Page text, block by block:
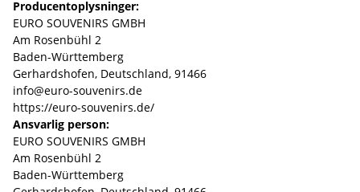
Producentoplysninger:
EURO SOUVENIRS GMBH
Am Rosenbühl 2
Baden-Württemberg
Gerhardshofen, Deutschland, 91466
info@euro-souvenirs.de
https://euro-souvenirs.de/
Ansvarlig person:
EURO SOUVENIRS GMBH
Am Rosenbühl 2
Baden-Württemberg